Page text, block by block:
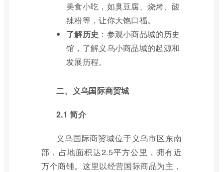
美食小吃，如臭豆腐、烧烤、酸
辣粉等，让你大饱口福。
了解历史 ：参观小商品城的历史
馆，了解义乌小商品城的起源和
发展历程。
二、义乌国际商贸城
2.1 简介
义乌国际商贸城位于义乌市区东南
部，占地面积达2.5平方公里，拥有近
万个商铺。这里以经营国际商品为主，